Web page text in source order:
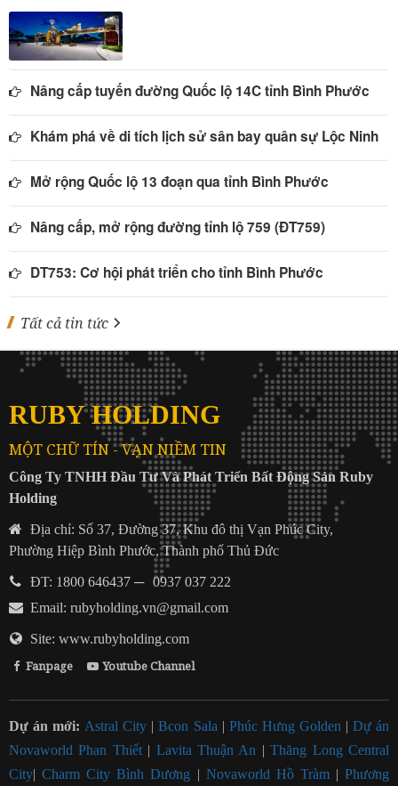
Nâng cấp tuyến đường Quốc lộ 14C tỉnh Bình Phước
Khám phá về di tích lịch sử sân bay quân sự Lộc Ninh
Mở rộng Quốc lộ 13 đoạn qua tỉnh Bình Phước
Nâng cấp, mở rộng đường tỉnh lộ 759 (ĐT759)
DT753: Cơ hội phát triển cho tỉnh Bình Phước
Tất cả tin tức
RUBY HOLDING
MỘT CHỮ TÍN - VẠN NIỀM TIN
Công Ty TNHH Đầu Tư Và Phát Triển Bất Động Sản Ruby
Holding
Địa chỉ: Số 37, Đường 37, Khu đô thị Vạn Phúc City,
Phường Hiệp Bình Phước, Thành phố Thủ Đức
ĐT: 1800 646437 ─ 0937 037 222
Email: rubyholding.vn@gmail.com
Site: www.rubyholding.com
Fanpage Youtube Channel
Dự án mới: Astral City |Bcon Sala | Phúc Hưng Golden | Dự án
Novaworld Phan Thiết| Lavita Thuận An |Thăng Long Central
City|Charm City Bình Dương | Novaworld Hồ Tràm|Phương